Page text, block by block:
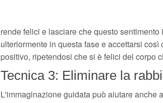
rende felici e lasciare che questo
ulteriormente in questa fase e accettarsi
positivo, ripetendosi che si è felici del corpo
Tecnica 3: Eliminare la
L'immaginazione guidata può aiutare anche